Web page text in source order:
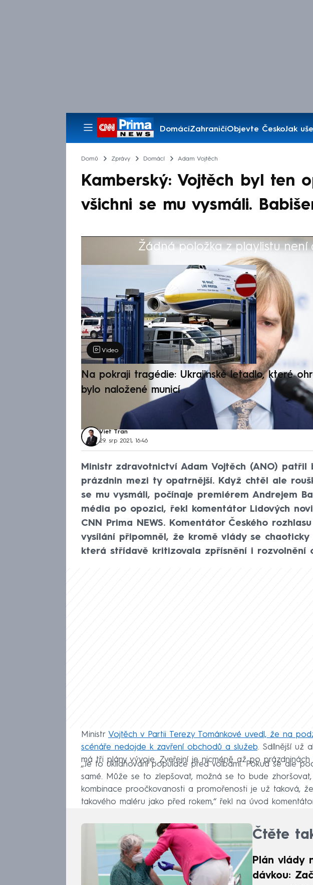
DomácíZahraničíObjevte ČeskoJak
Pořady
Domů Zprávy Domácí Adam Vojtěch
Kamberský: Vojtěch byl ten
všichni se mu vysmáli.
Žádná položka z playlistu není
Výběr redakce
Video
Na pokraji tragédie: Ukrajinské letadlo, které
bylo naložené municí
Viet Tran
29. srp 2021, 16:46
Ministr zdravotnictví Adam Vojtěch (ANO) patřil
prázdnin mezi ty opatrnější. Když chtěl ale
se mu vysmáli, počínaje premiérem Andrejem
média po opozici, řekl komentátor Lidových
CNN Prima NEWS. Komentátor Českého
vysílání připomněl, že kromě vlády se chaoticky
která střídavě kritizovala zpřísnění i rozvolnění
Ministr Vojtěch v Partii Terezy Tománkové uvedl, že na
scénáře nedojde k zavření obchodů a služeb. Sdílnější už
má tři plány vývoje. Zveřejní je nicméně až po
„Je to uklidňování populace před volbami. Pokud se ale
samé. Může se to zlepšovat, možná se to bude
kombinace proočkovanosti a promořenosti je už taková,
takového maléru jako před rokem,“ řekl na úvod
Čtěte
Plán vlády
dávkou: